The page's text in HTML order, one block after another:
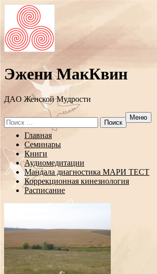
Эжени МакКвин
ДAO Женской Мудрости
Search
for:
Меню
Перейти
содержанию
Главная
Семинары
Книги
Аудиомедитации
Мандала диагностика МАРИ ТЕСТ
Коррекционная кинезиология
Расписание